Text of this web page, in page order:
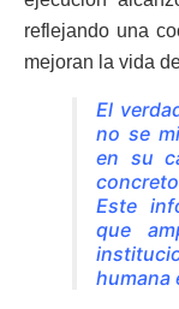
reflejando una
mejoran la vida
El
no se
en su
Este
que
humana